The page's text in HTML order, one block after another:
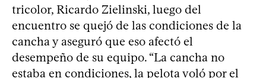
tricolor, Ricardo Zielinski, luego del
encuentro se quejó de las condiciones de la
cancha y aseguró que eso afectó el
desempeño de su equipo. “La cancha no
estaba en condiciones, la pelota voló por el